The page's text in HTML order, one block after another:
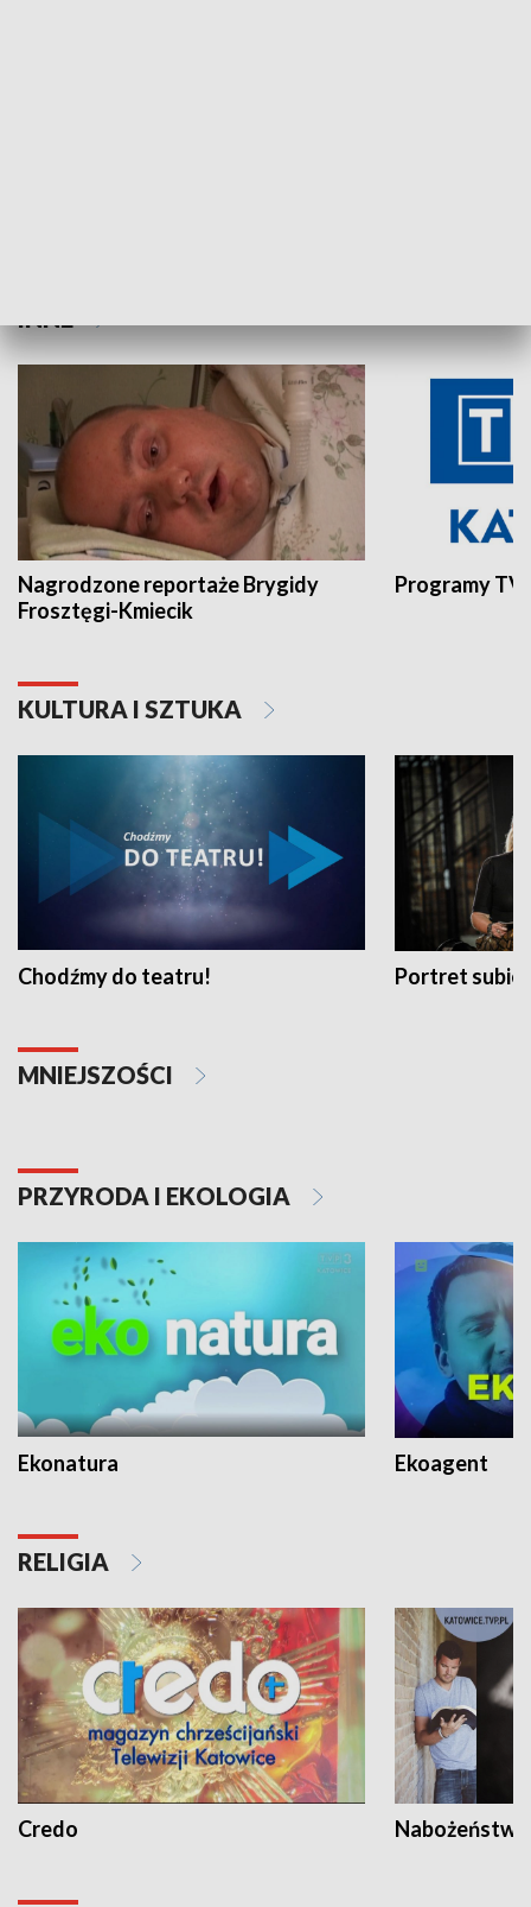
Nagrodzone reportaże Brygidy
Frosztęgi-Kmiecik
Programy
KULTURA I SZTUKA
Chodźmy do teatru! Portret
MNIEJSZOŚCI
PRZYRODA I EKOLOGIA
Ekonatura Ekoagent
RELIGIA
Credo